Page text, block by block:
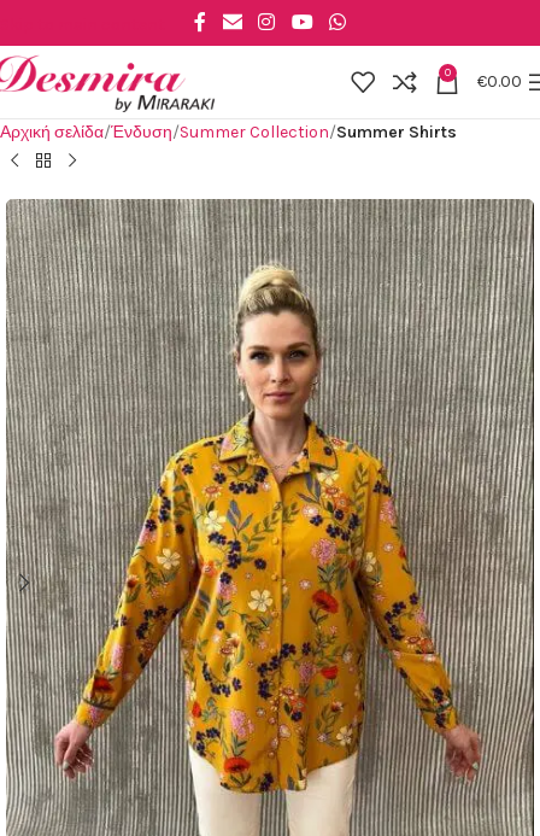
0 €0.00
Αρχική σελίδα Ένδυση Summer Collection Summer Shirts